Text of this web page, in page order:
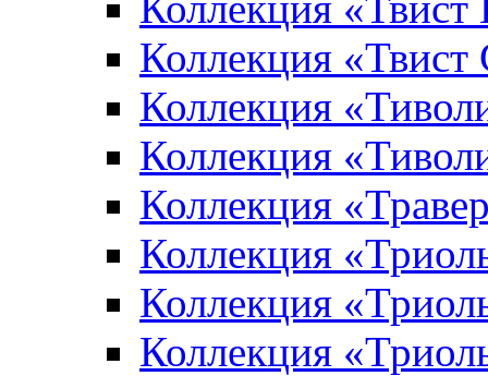
Коллекция
Коллекция
Коллекция
Коллекция
Коллекция
Коллекция
Коллекция